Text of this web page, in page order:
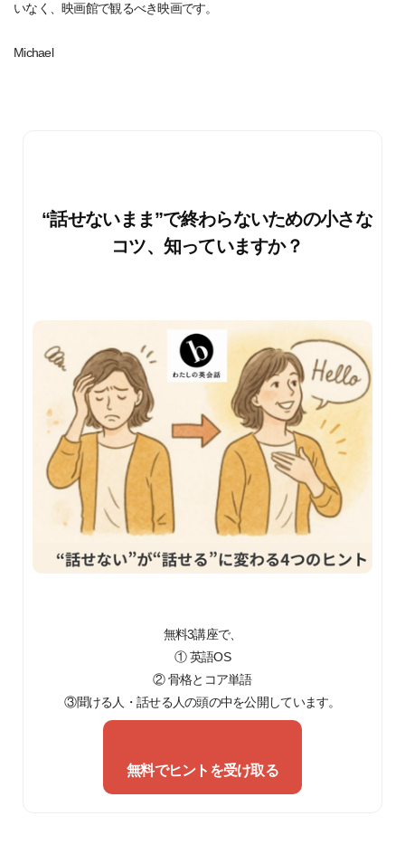
いなく、映画館で観るべき映画です。
Michael
“話せないまま”で終わらないための小さな
コツ、知っていますか？
無料3講座で、
① 英語OS
② 骨格とコア単語
③聞ける人・話せる人の頭の中を公開しています。
無料でヒントを受け取る